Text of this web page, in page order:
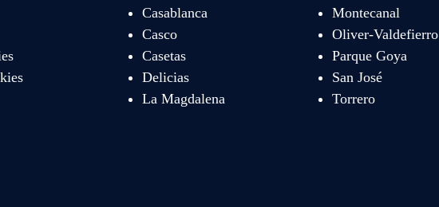
Casablanca
Casco
Casetas
Delicias
La Magdalena
Montecanal
Oliver-Valdefierro
Parque Goya
San José
Torrero